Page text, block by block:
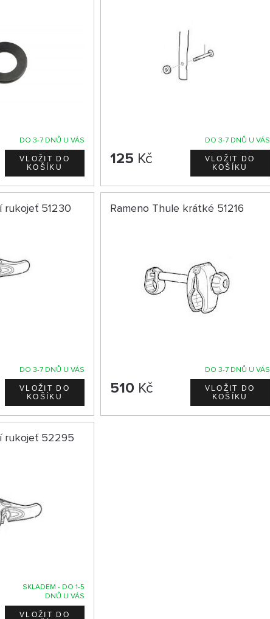
DO 3-7 DNŮ U VÁS DO 3-7 DNŮ U VÁS
125 Kč
rukojeť 51230
DO 3-7 DNŮ U VÁS
Rameno Thule krátké 51216
DO 3-7 DNŮ U VÁS
510 Kč
rukojeť 52295
SKLADEM - DO 1-5
DNŮ U VÁS